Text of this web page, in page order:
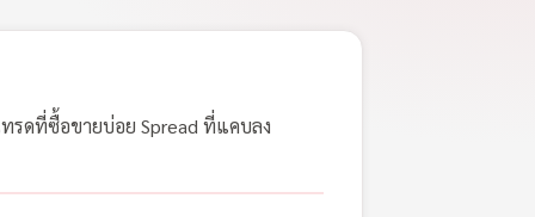
รดที่ซื้อขายบ่อย Spread ที่แคบลง